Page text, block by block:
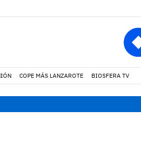
COPE MÁS LANZAROTE BIOSFERA TV